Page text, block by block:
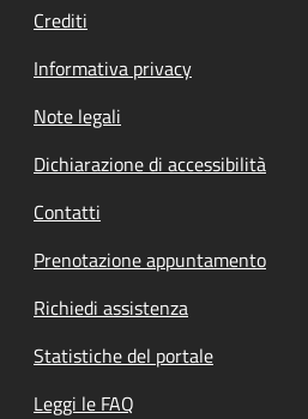
Crediti
Informativa privacy
Note legali
Dichiarazione di accessibilità
Contatti
Prenotazione appuntamento
Richiedi assistenza
Statistiche del portale
Leggi le FAQ